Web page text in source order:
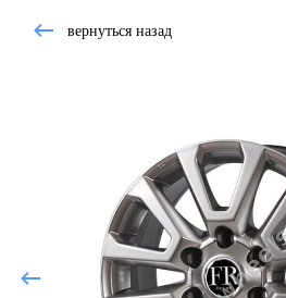
вернуться назад